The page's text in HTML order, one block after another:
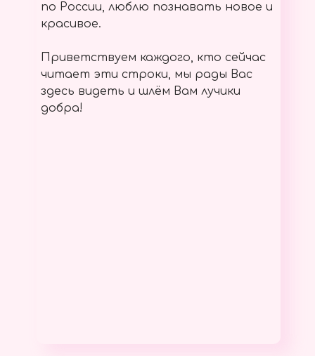
по России, люблю познавать новое и
красивое.
Приветствуем каждого, кто сейчас
читает эти строки, мы рады Вас
здесь видеть и шлём Вам лучики
добра!